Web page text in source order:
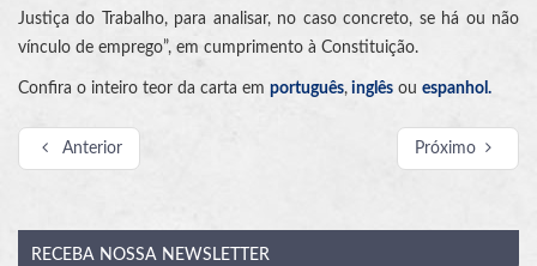
Justiça do Trabalho, para analisar, no caso concreto, se há ou não
vínculo de emprego”, em cumprimento à Constituição.
Confira o inteiro teor da carta em português, inglês ou espanhol.
Anterior Próximo
RECEBA NOSSA NEWSLETTER